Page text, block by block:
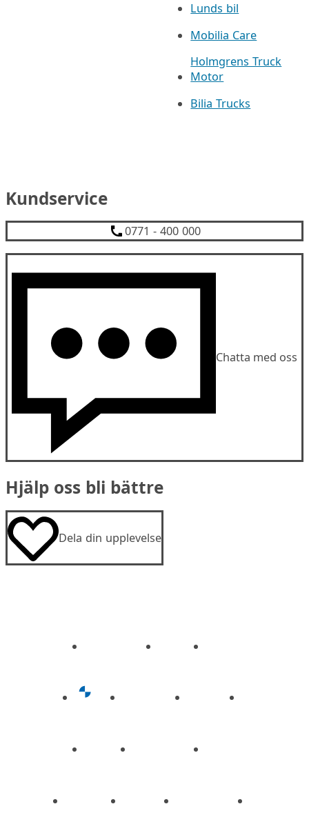
Lunds bil
Mobilia Care
Holmgrens Truck
Motor
Bilia Trucks
Kundservice
0771 - 400 000
Chatta med oss
Hjälp oss bli bättre
Dela din upplevelse